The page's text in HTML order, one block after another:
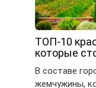
ТОП-10
которые
В составе
жемчужины,